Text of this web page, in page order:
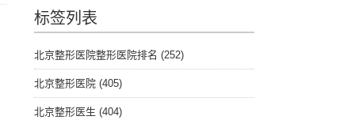
标签列表
北京整形医院整形医院排名 (252)
北京整形医院 (405)
北京整形医生 (404)